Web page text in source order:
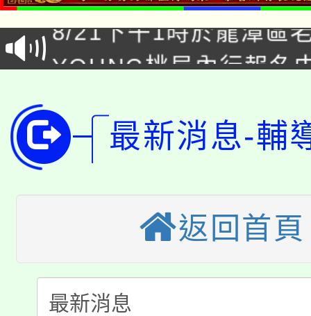
場熱烈登場!
徵才活動。
YOUNG桃局內行報名
開!
115年桃園市運動會8/
田徑場及游泳池舉行。
桃園市低收入戶享有免
視費優惠，中低收入戶
半價優惠，詳情可洽有
者。
大園自造教育及科技中
份教師增能研習
大溪自造教育及科技
份教師研習
淨零綠生活教案入校路
會
115年食農教育專業人
最新消息-輔
返回首頁